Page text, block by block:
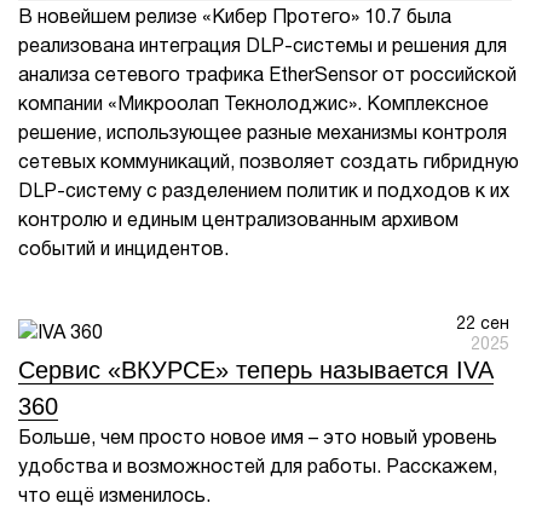
В новейшем релизе «Кибер Протего» 10.7 была
реализована интеграция DLP-системы и решения для
анализа сетевого трафика EtherSensor от российской
компании «Микроолап Текнолоджис». Комплексное
решение, использующее разные механизмы контроля
сетевых коммуникаций, позволяет создать гибридную
DLP-систему с разделением политик и подходов к их
контролю и единым централизованным архивом
событий и инцидентов.
22 сен
2025
Сервис «ВКУРСЕ» теперь называется IVA
360
Больше, чем просто новое имя – это новый уровень
удобства и возможностей для работы. Расскажем,
что ещё изменилось.